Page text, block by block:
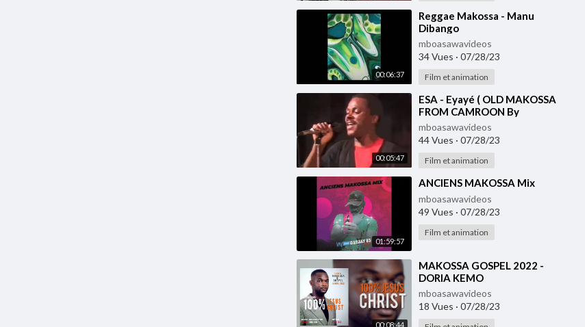
00:06:37
⁣Reggae Makossa - Manu
Dibango
mboasawavideos
34 Vues · 07/28/23
Film et animation
00:05:47
⁣ESA - Eyayé ( OLD MAKOSSA
FROM CAMROON By
DJBOCANDE)
mboasawavideos
44 Vues · 07/28/23
Film et animation
01:59:57
⁣ANCIENS MAKOSSA Mix
mboasawavideos
49 Vues · 07/28/23
Film et animation
00:08:44
⁣MAKOSSA GOSPEL 2022 -
DORIA KEMO
mboasawavideos
18 Vues · 07/28/23